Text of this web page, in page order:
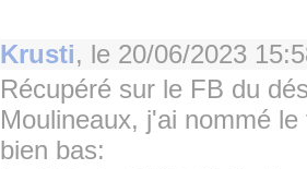
Krusti, le 20/06/2023
Récupéré sur le FB du
Moulineaux, j'ai nommé
bien bas: